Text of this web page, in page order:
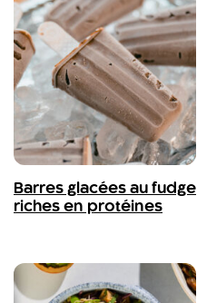
Barres glacées au fudge
riches en protéines